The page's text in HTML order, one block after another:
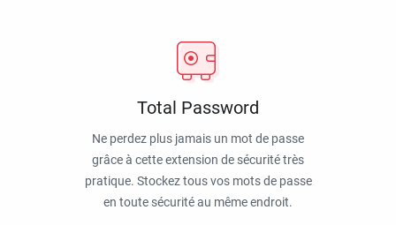
Total Password
Ne perdez plus jamais un mot de passe
grâce à cette extension de sécurité très
pratique. Stockez tous vos mots de passe
en toute sécurité au même endroit.